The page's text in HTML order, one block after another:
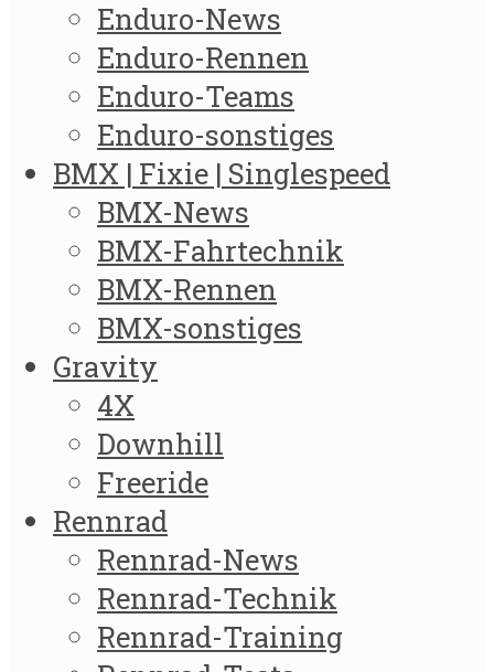
Enduro-News
Enduro-Rennen
Enduro-Teams
Enduro-sonstiges
BMX | Fixie | Singlespeed
BMX-News
BMX-Fahrtechnik
BMX-Rennen
BMX-sonstiges
Gravity
4X
Downhill
Freeride
Rennrad
Rennrad-News
Rennrad-Technik
Rennrad-Training